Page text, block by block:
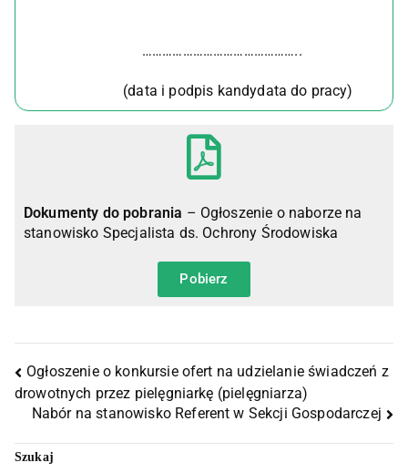
………………………………………..
(data i podpis kandydata do pracy)
Dokumenty do pobrania – Ogłoszenie o naborze na
stanowisko Specjalista ds. Ochrony Środowiska
Pobierz
Ogłoszenie o konkursie ofert na udzielanie świadczeń z
drowotnych przez pielęgniarkę (pielęgniarza)
Nabór na stanowisko Referent w Sekcji Gospodarczej
Szukaj